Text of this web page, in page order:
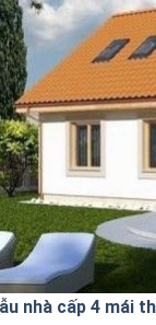
nhà cấp 4 mái